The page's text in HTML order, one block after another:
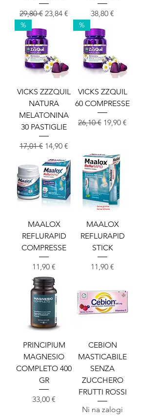
Redna cena
29,80 € Cena na razprodaji
23,84 €
Cena
38,80 €
%
VICKS ZZZQUIL
NATURA
MELATONINA
30 PASTIGLIE
Redna cena
17,01 € Cena na razprodaji
14,90 €
%
VICKS ZZQUIL
60 COMPRESSE
Redna cena
26,10 € Cena na
19,90 €
MAALOX
REFLURAPID
COMPRESSE
Cena
11,90 €
MAALOX
REFLURAPID
STICK
Cena
11,90 €
PRINCIPIUM
MAGNESIO
COMPLETO 400
GR
Cena
33,00 €
CEBION
MASTICABILE
SENZA
ZUCCHERO
FRUTTI ROSSI
Ni na zalogi